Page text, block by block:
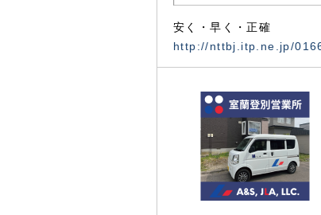
安く・早く・正確
http://nttbj.itp.ne.jp/